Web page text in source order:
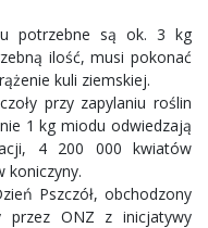
potrzebne są ok. 3 kg
ilość, musi pokonać
kuli ziemskiej.
przy zapylaniu roślin
1 kg miodu odwiedzają
4 200 000 kwiatów
koniczyny.
Pszczół, obchodzony
przez ONZ z inicjatywy